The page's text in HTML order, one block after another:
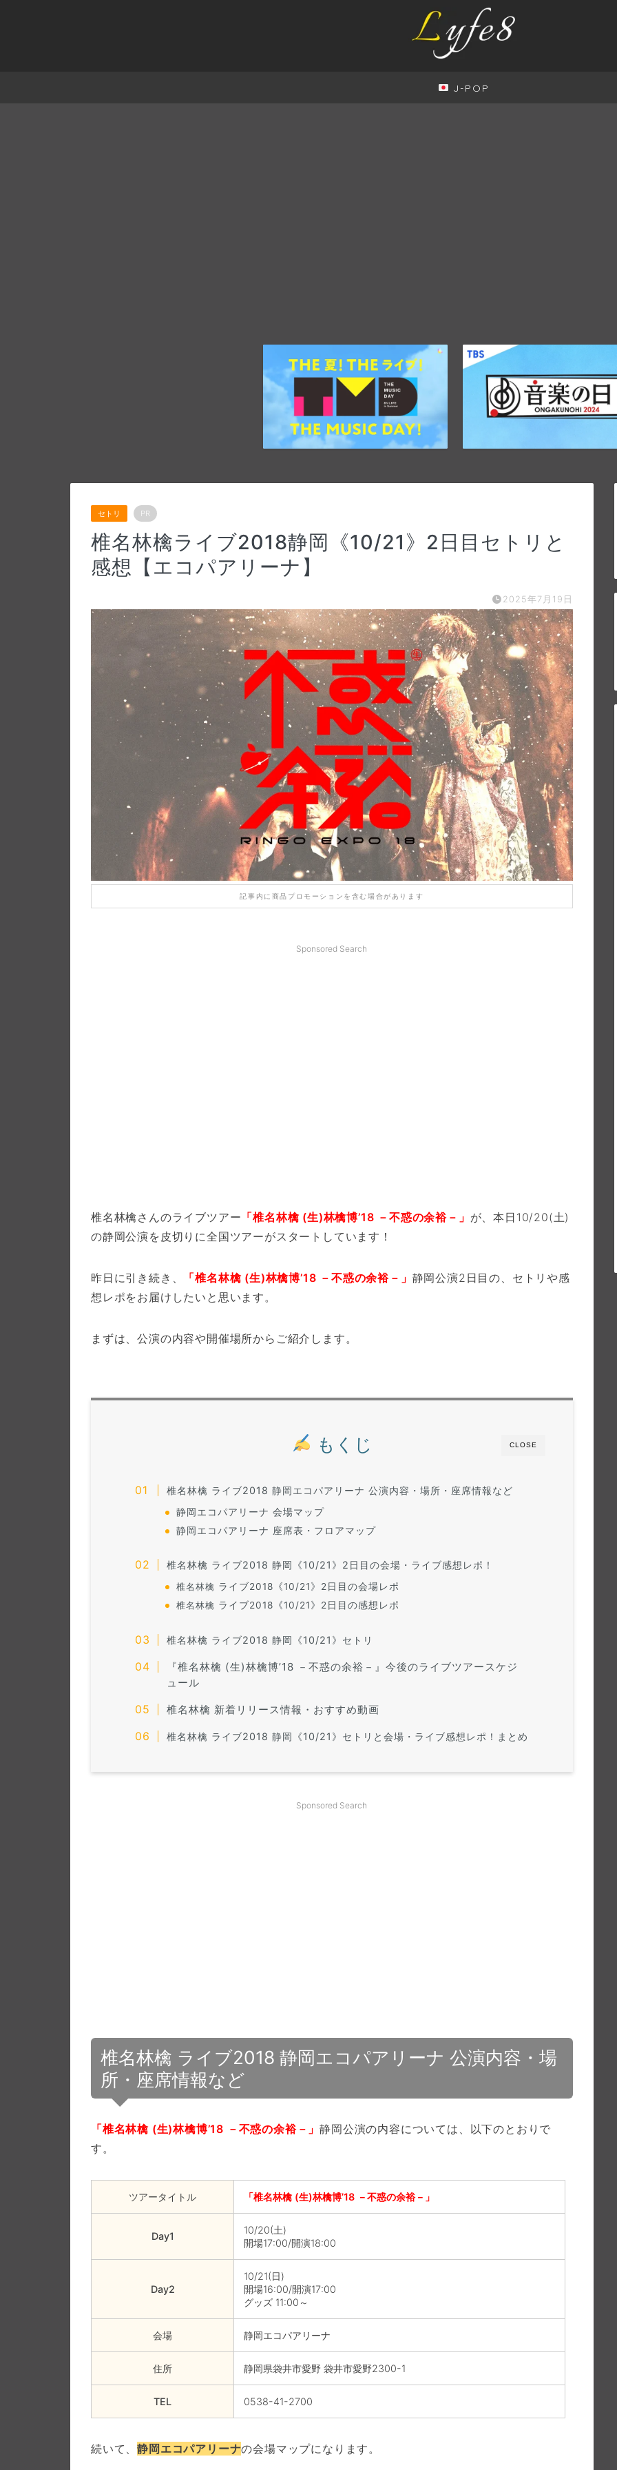
J-POP
セトリ PR
椎名林檎ライブ2018静岡《10/21》2日目セトリと
感想【エコパアリーナ】
2025年7月19日
記事内に商品プロモーションを含む場合があります
Sponsored Search
椎名林檎さんのライブツアー 「椎名林檎 (生)林檎博’18 －不惑の余裕－」 が、本日10/20(土)
の静岡公演を皮切りに全国ツアーがスタートしています！
昨日に引き続き、 「椎名林檎 (生)林檎博’18 －不惑の余裕－」 静岡公演2日目の、セトリや感
想レポをお届けしたいと思います。
まずは、公演の内容や開催場所からご紹介します。
CLOSE
もくじ
椎名林檎 ライブ2018 静岡エコパアリーナ 公演内容・場所・座席情報など
静岡エコパアリーナ 会場マップ
静岡エコパアリーナ 座席表・フロアマップ
椎名林檎 ライブ2018 静岡《10/21》2日目の会場・ライブ感想レポ！
椎名林檎 ライブ2018《10/21》2日目の会場レポ
椎名林檎 ライブ2018《10/21》2日目の感想レポ
椎名林檎 ライブ2018 静岡 《10/21》セトリ
『椎名林檎 (生)林檎博’18 －不惑の余裕－』今後のライブツアースケジ
ュール
椎名林檎 新着リリース情報・おすすめ動画
椎名林檎 ライブ2018 静岡《10/21》セトリと会場・ライブ感想レポ！ まとめ
Sponsored Search
椎名林檎 ライブ2018 静岡エコパアリーナ 公演内容・場
所・座席情報など
「椎名林檎 (生)林檎博’18 －不惑の余裕－」静岡公演の内容については、以下のとおりで
す。
ツアータイトル 「椎名林檎 (生)林檎博’18 －不惑の余裕－」
Day1
10/20(土)
開場17:00/開演18:00
Day2
10/21(日)
開場16:00/開演17:00
グッズ 11:00～
会場 静岡エコパアリーナ
住所 静岡県袋井市愛野 袋井市愛野2300-1
TEL 0538-41-2700
続いて、静岡エコパアリーナの会場マップになります。